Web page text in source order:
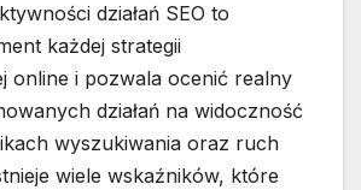
działań SEO to
każdej strategii
online i pozwala ocenić realny
działań na widoczność
wyszukiwania oraz ruch
wiele wskaźników, które